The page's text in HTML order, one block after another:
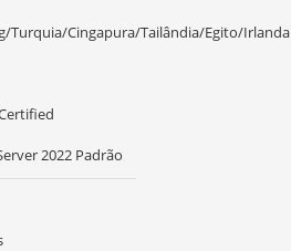
Turquia/Cingapura/Tailândia/Egito/Irlanda
2022 Padrão